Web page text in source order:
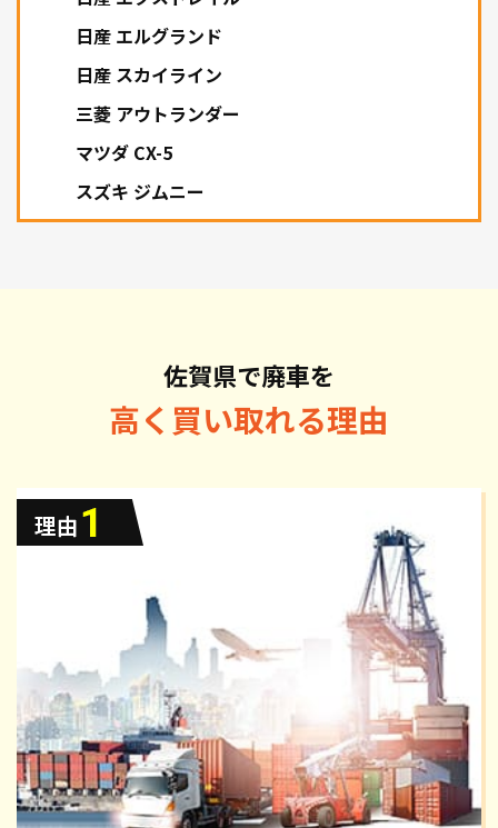
日産 エルグランド
日産 スカイライン
三菱 アウトランダー
マツダ CX-5
スズキ ジムニー
佐賀県で廃車を
高く買い取れる理由